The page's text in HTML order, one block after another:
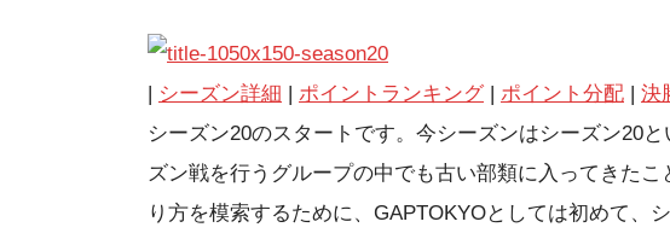
| シーズン詳細 | ポイントランキング| ポイント分配 | 決
シーズン20のスタートです。今シーズンはシーズン20
ズン戦を行うグループの中でも古い部類に入ってきた
り方を模索するために、GAPTOKYOとしては初めて、